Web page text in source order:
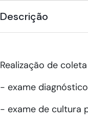
Descrição
Realização de
- exame
- exame de cultura